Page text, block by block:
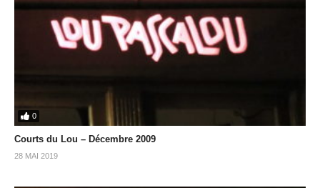
0
Courts du Lou – Décembre 2009
28 MAI 2019